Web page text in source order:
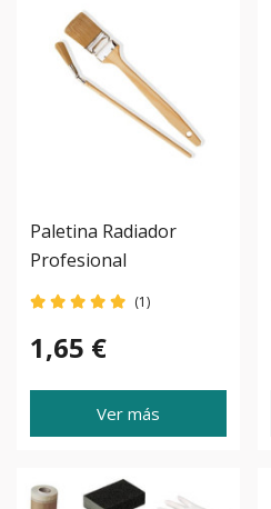
Paletina Radiador
Profesional
(1)
1,65 €
Ver más